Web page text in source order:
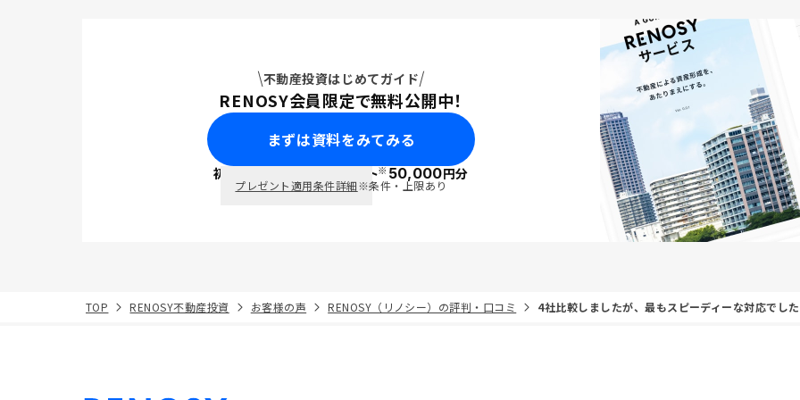
不動産投資はじめてガイド
RENOSY会員限定で無料公開中！
まずは資料をみてみる
初回面談で ポイント※50,000円分
プレゼント適用条件詳細※条件・上限あり
TOP RENOSY不動産投資 お客様の声 RENOSY（リノシー）の評判・口コミ 4社比較しましたが、最もスピーディーな対応でし